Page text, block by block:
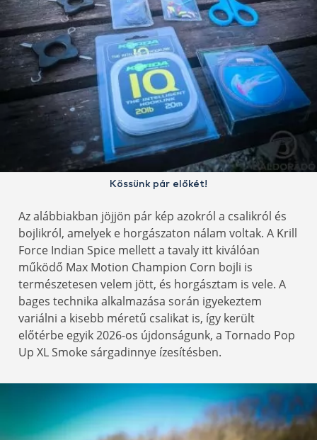
Kössünk pár előkét!
Az alábbiakban jöjjön pár kép azokról a csalikról és
bojlikról, amelyek e horgászaton nálam voltak. A Krill
Force Indian Spice mellett a tavaly itt kiválóan
működő Max Motion Champion Corn bojli is
természetesen velem jött, és horgásztam is vele. A
bages technika alkalmazása során igyekeztem
variálni a kisebb méretű csalikat is, így került
előtérbe egyik 2026-os újdonságunk, a Tornado Pop
Up XL Smoke sárgadinnye ízesítésben.